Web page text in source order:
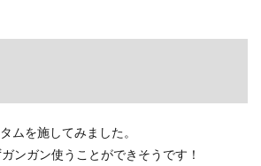
ムを施してみました。
ンガン使うことができそうです！